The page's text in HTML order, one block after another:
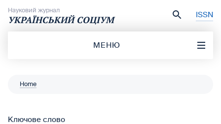
Науковий журнал
УКРАЇНСЬКИЙ СОЦІУМ ISSN
МЕНЮ
Home
Ключове слово